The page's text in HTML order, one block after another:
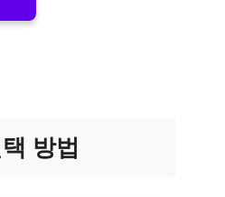
방법